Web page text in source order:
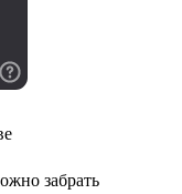
забрать